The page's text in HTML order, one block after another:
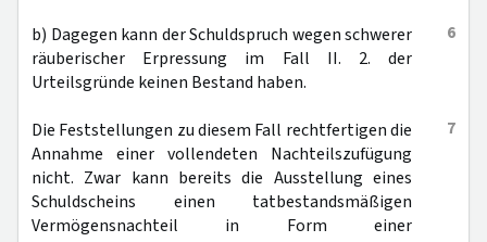
6
b) Dagegen kann der Schuldspruch wegen schwerer
räuberischer Erpressung im Fall II. 2. der
Urteilsgründe keinen Bestand haben.
7
Die Feststellungen zu diesem Fall rechtfertigen die
Annahme einer vollendeten Nachteilszufügung
nicht. Zwar kann bereits die Ausstellung eines
Schuldscheins einen tatbestandsmäßigen
Vermögensnachteil in Form einer